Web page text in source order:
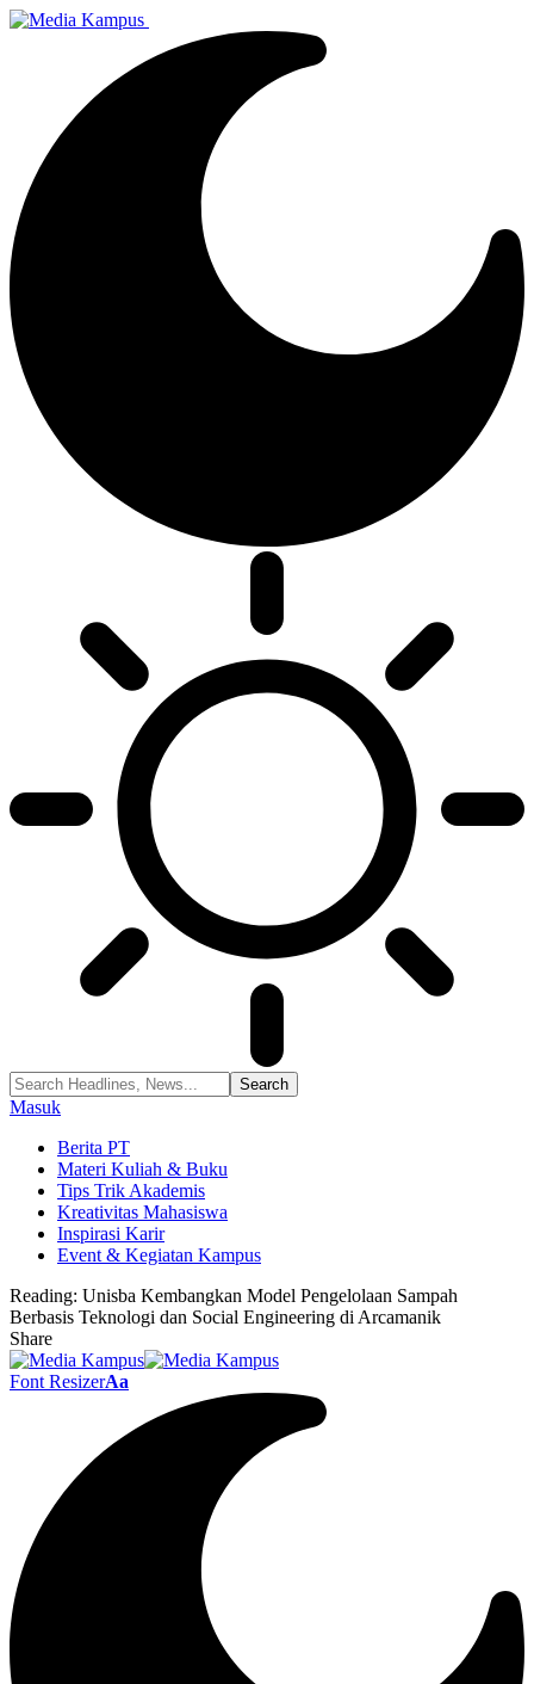
Masuk
Berita PT
Materi Kuliah & Buku
Tips Trik Akademis
Kreativitas Mahasiswa
Inspirasi Karir
Event & Kegiatan Kampus
Reading: Unisba Kembangkan Model Pengelolaan Sampah
Berbasis Teknologi dan Social Engineering di Arcamanik
Share
Font ResizerAa